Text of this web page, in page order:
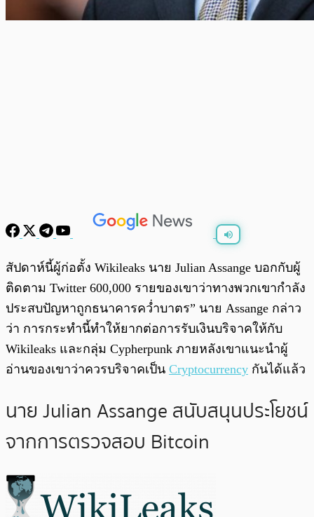
พร้อมเล่น 0:00
สัปดาห์นี้ผู้ก่อตั้ง Wikileaks นาย Julian Assange บอกกับผู้
ติดตาม Twitter 600,000 รายของเขาว่าทางพวกเขากำลัง
ประสบปัญหาถูกธนาคารคว่ำบาตร” นาย Assange กล่าว
ว่า การกระทำนี้ทำให้ยากต่อการรับเงินบริจาคให้กับ
Wikileaks และกลุ่ม Cypherpunk ภายหลังเขาแนะนำผู้
อ่านของเขาว่าควรบริจาคเป็น Cryptocurrency กันได้แล้ว
นาย Julian Assange สนับสนุนประโยชน์
จากการตรวจสอบ Bitcoin